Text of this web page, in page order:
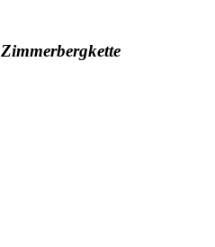
Zimmerbergkette